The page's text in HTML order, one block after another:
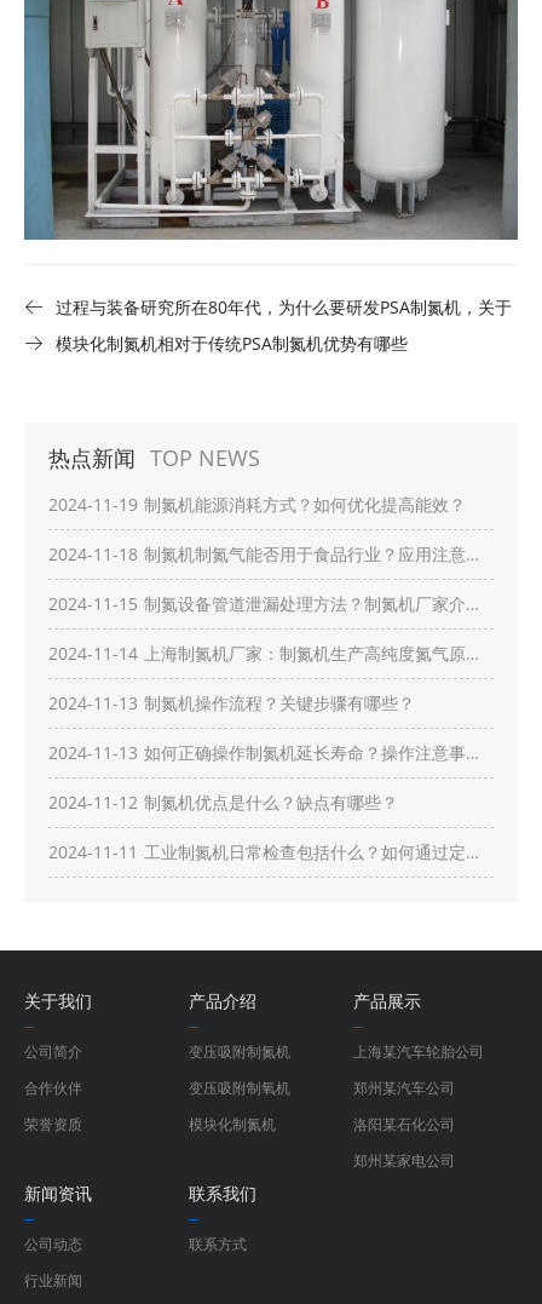
过程与装备研究所在80年代，为什么要研发PSA制氮机，关于
粮食保护的故事
模块化制氮机相对于传统PSA制氮机优势有哪些
热点新闻 TOP NEWS
2024-11-19 制氮机能源消耗方式？如何优化提高能效？
2024-11-18 制氮机制氮气能否用于食品行业？应用注意事
项？
2024-11-15 制氮设备管道泄漏处理方法？制氮机厂家介绍
安全快速修复措施？
2024-11-14 上海制氮机厂家：制氮机生产高纯度氮气原
理？关键控制因素？
2024-11-13 制氮机操作流程？关键步骤有哪些？
2024-11-13 如何正确操作制氮机延长寿命？操作注意事项
有哪些？
2024-11-12 制氮机优点是什么？缺点有哪些？
2024-11-11 工业制氮机日常检查包括什么？如何通过定期
关于我们
公司简介
合作伙伴
荣誉资质
产品介绍
变压吸附制氮机
变压吸附制氧机
模块化制氮机
产品展示
上海某汽车轮胎公司
郑州某汽车公司
洛阳某石化公司
郑州某家电公司
新闻资讯
公司动态
行业新闻
联系我们
联系方式